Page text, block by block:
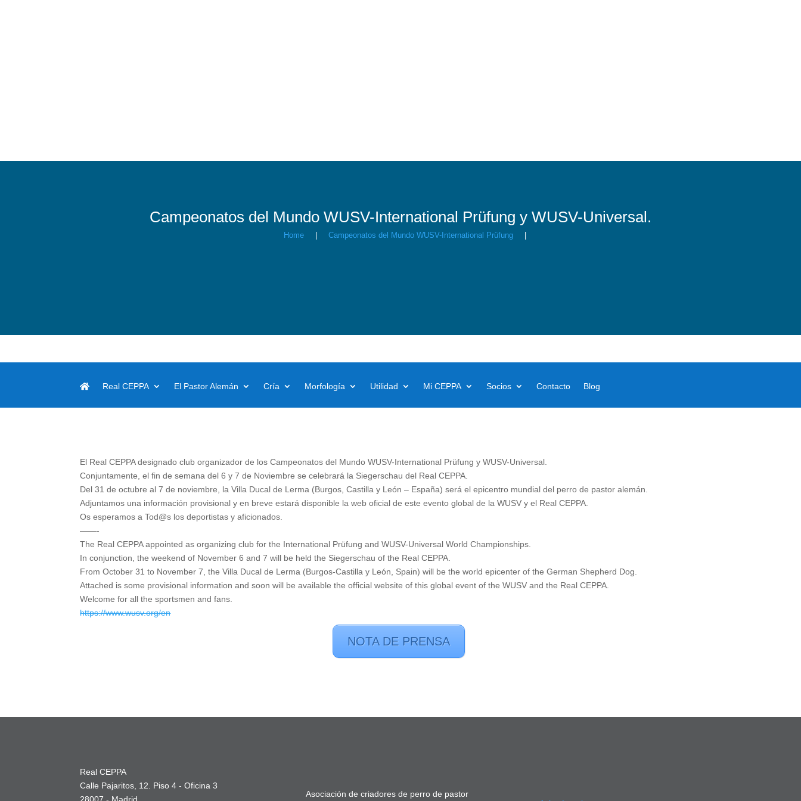
Campeonatos del Mundo WUSV-International Prüfung y WUSV-Universal.
Home Campeonatos del Mundo WUSV-International Prüfung
Real CEPPA El Pastor Alemán Cría Morfología Utilidad Mi CEPPA Socios Contacto Blog
El Real CEPPA designado club organizador de los Campeonatos del Mundo WUSV-International Prüfung y WUSV-Universal.
Conjuntamente, el fin de semana del 6 y 7 de Noviembre se celebrará la Siegerschau del Real CEPPA.
Del 31 de octubre al 7 de noviembre, la Villa Ducal de Lerma (Burgos, Castilla y León – España) será el epicentro mundial del perro de pastor alemán.
Adjuntamos una información provisional y en breve estará disponible la web oficial de este evento global de la WUSV y el Real CEPPA.
Os esperamos a Tod@s los deportistas y aficionados.
——-
The Real CEPPA appointed as organizing club for the International Prüfung and WUSV-Universal World Championships.
In conjunction, the weekend of November 6 and 7 will be held the Siegerschau of the Real CEPPA.
From October 31 to November 7, the Villa Ducal de Lerma (Burgos-Castilla y León, Spain) will be the world epicenter of the German Shepherd Dog.
Attached is some provisional information and soon will be available the official website of this global event of the WUSV and the Real CEPPA.
Welcome for all the sportsmen and fans.
https://www.wusv.org/en
NOTA DE PRENSA
Real CEPPA
Calle Pajaritos, 12. Piso 4 - Oficina 3
28007 - Madrid
Asociación de criadores de perro de pastor